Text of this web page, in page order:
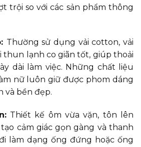
trội so với các sản phẩm thông
Thường sử dụng vải cotton, vải
thun lạnh co giãn tốt, giúp thoải
dài làm việc. Những chất liệu
nữ luôn giữ được phom dáng
và bền đẹp.
Thiết kế ôm vừa vặn, tôn lên
cảm giác gọn gàng và thanh
làm dạng ống đứng hoặc ống